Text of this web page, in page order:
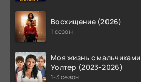
Восхищение (2026)
1 сезон
Моя жизнь с мальчиками
Уолтер (2023-2026)
1-3 сезон